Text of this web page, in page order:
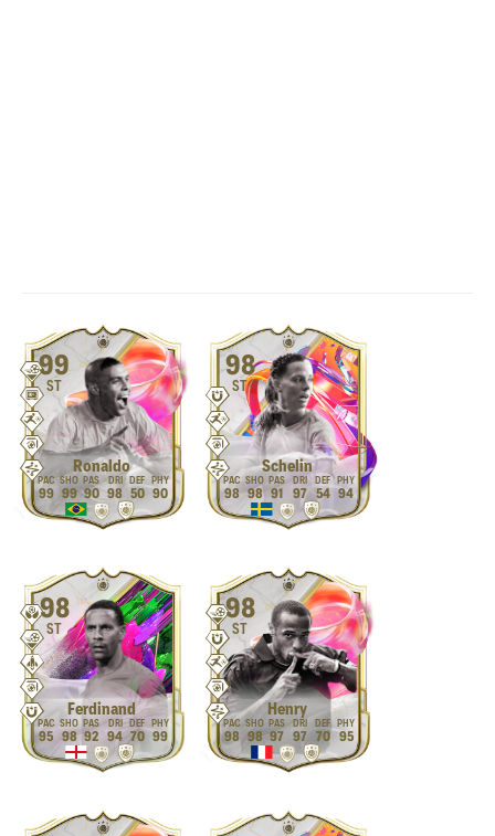
99
ST
Ronaldo
99 99 90 98 50 90
98
ST
Schelin
98 98 91 97 54 94
98
ST
Ferdinand
95 98 92 94 70 99
98
ST
Henry
98 98 97 97 70 95